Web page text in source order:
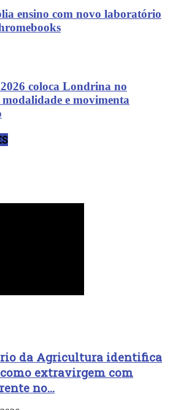
ensino com novo laboratório
coloca Londrina no
e movimenta
da Agricultura identifica
extravirgem com
no...